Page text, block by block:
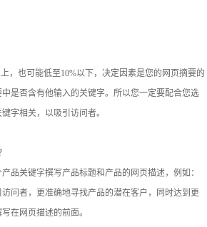
，也可能低至10%以下，决定因素是您的网页摘要的
是否含有他输入的关键字。所以您一定要配合您选
字相关，以吸引访问者。
品关键字撰写产品标题和产品的网页描述，例如：
问者，更准确地寻找产品的潜在客户，同时达到更
在网页描述的前面。